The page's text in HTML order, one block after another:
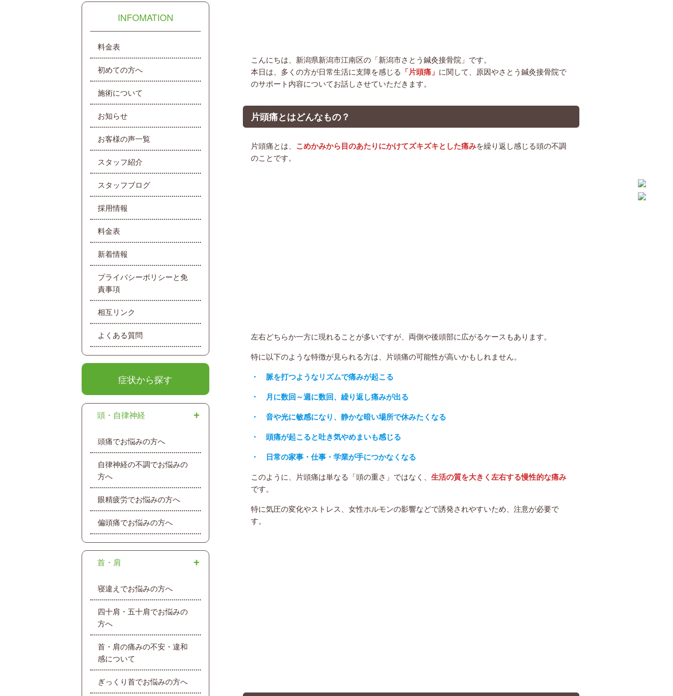
こんにちは、新潟県新潟市江南区の「新潟市さとう鍼灸接骨院」です。
本日は、多くの方が日常生活に支障を感じる 「片頭痛」 に関して、原因やさとう鍼灸接骨院で
のサポート内容についてお話しさせていただきます。
片頭痛とはどんなもの？
片頭痛とは、 こめかみから目のあたりにかけてズキズキとした痛みを繰り返し感じる頭の不調
のことです。
左右どちらか一方に現れることが多いですが、両側や後頭部に広がるケースもあります。
特に以下のような特徴が見られる方は、片頭痛の可能性が高いかもしれません。
・ 脈を打つようなリズムで痛みが起こる
・ 月に数回～週に数回、繰り返し痛みが出る
・ 音や光に敏感になり、静かな暗い場所で休みたくなる
・ 頭痛が起こると吐き気やめまいも感じる
・ 日常の家事・仕事・学業が手につかなくなる
このように、片頭痛は単なる「頭の重さ」ではなく、 生活の質を大きく左右する慢性的な痛み
です。
特に気圧の変化やストレス、女性ホルモンの影響などで誘発されやすいため、注意が必要で
す。
INFOMATION
料金表
初めての方へ
施術について
お知らせ
お客様の声一覧
スタッフ紹介
スタッフブログ
採用情報
料金表
新着情報
プライバシーポリシーと免
責事項
相互リンク
よくある質問
症状から探す
頭・自律神経
頭痛でお悩みの方へ
自律神経の不調でお悩みの
方へ
眼精疲労でお悩みの方へ
偏頭痛でお悩みの方へ
首・肩
寝違えでお悩みの方へ
四十肩・五十肩でお悩みの
方へ
首・肩の痛みの不安・違和
感について
ぎっくり首でお悩みの方へ